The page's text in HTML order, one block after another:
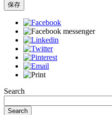
保存
Search
Search